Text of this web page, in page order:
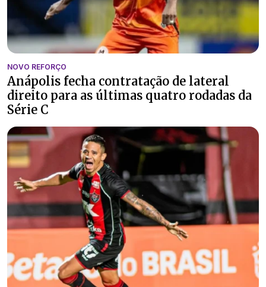
NOVO REFORÇO
Anápolis fecha contratação de lateral
direito para as últimas quatro rodadas da
Série C